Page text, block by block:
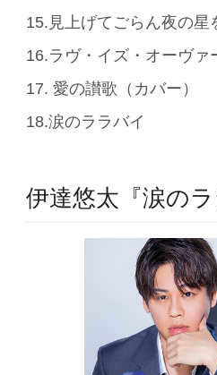
15.見上げてごらん夜の星
16.ラヴ・イズ・オーヴァ
17. 愛の讃歌（カバー）
18.涙のララバイ
伊達悠太『涙のラ